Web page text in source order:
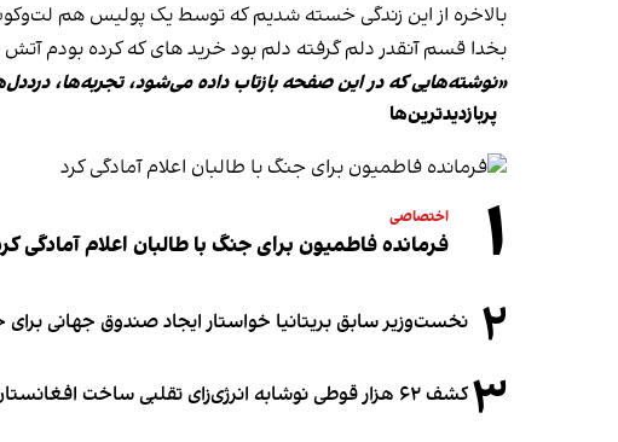
بالاخره از این زندگی خسته شدیم که توسط یک پولیس هم
بخدا قسم آنقدر دلم گرفته دلم بود خرید های که کرده بودم آتش
«نوشته‌هایی که در این صفحه بازتاب داده می‌شود، تجربه‌ها،
پربازدیدترین‌ها
۱ اختصاصی
فرمانده فاطمیون برای جنگ با طالبان اعلام آمادگی
۲ نخست‌وزیر سابق بریتانیا خواستار ایجاد صندوق جهانی
۳کشف ۶۲ هزار قوطی نوشابه انرژی‌زای تقلبی ساخت افغانستان در آلمان